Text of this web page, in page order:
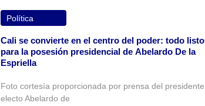
Política
Cali se convierte en el centro del poder: todo listo
para la posesión presidencial de Abelardo De la
Espriella
Foto cortesía proporcionada por prensa del presidente
electo Abelardo de